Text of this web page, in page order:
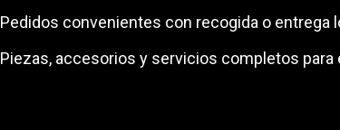
Pedidos convenientes con recogida o entrega
Piezas, accesorios y servicios completos para